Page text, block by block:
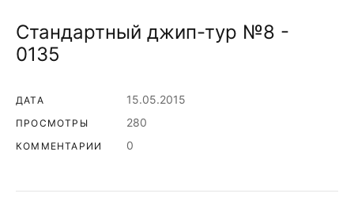
Стандартный джип-тур №8 -
0135
ДАТА 15.05.2015
ПРОСМОТРЫ 280
КОММЕНТАРИИ 0